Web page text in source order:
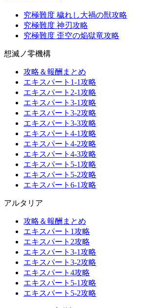
究極難度 穢れし大禍の獣攻略
究極難度 神刃攻略
究極難度 歪空の焔獄竜攻略
想滅ノ零機構
攻略＆報酬まとめ
エキスパート1-1攻略
エキスパート2-1攻略
エキスパート3-1攻略
エキスパート3-2攻略
エキスパート3-3攻略
エキスパート4-1攻略
エキスパート4-2攻略
エキスパート4-3攻略
エキスパート5-1攻略
エキスパート5-2攻略
エキスパート6-1攻略
アルタリア
攻略＆報酬まとめ
エキスパート1攻略
エキスパート2攻略
エキスパート3-1攻略
エキスパート3-2攻略
エキスパート4攻略
エキスパート5-1攻略
エキスパート5-2攻略